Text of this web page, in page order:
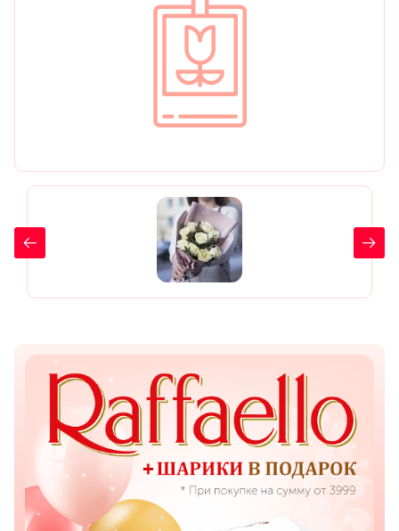
Цветы любимой
Цветы дочери
Цветы сестре
Показать еще
Цветы
Подсолнухи